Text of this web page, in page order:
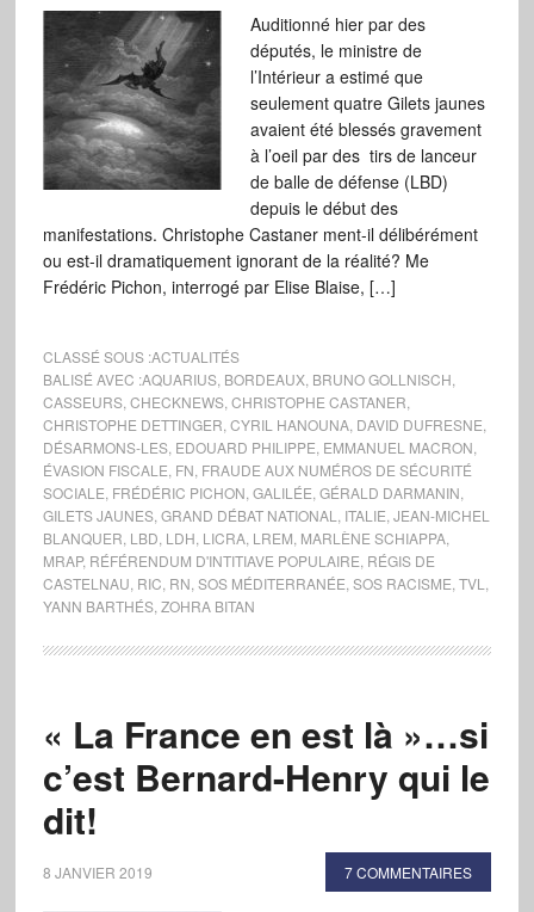
Auditionné hier par des
députés, le ministre de
l’Intérieur a estimé que
seulement quatre Gilets jaunes
avaient été blessés gravement
à l’oeil par des tirs de lanceur
de balle de défense (LBD)
depuis le début des
manifestations. Christophe Castaner ment-il délibérément
ou est-il dramatiquement ignorant de la réalité? Me
Frédéric Pichon, interrogé par Elise Blaise, […]
CLASSÉ SOUS :ACTUALITÉS
BALISÉ AVEC :AQUARIUS, BORDEAUX, BRUNO GOLLNISCH
CASSEURS, CHECKNEWS, CHRISTOPHE CASTANER
CHRISTOPHE DETTINGER CYRIL HANOUNA, DAVID DUFRESNE
DÉSARMONS-LES, EDOUARD PHILIPPE EMMANUEL MACRON
ÉVASION FISCALE FN FRAUDE AUX NUMÉROS DE SÉCURITÉ
SOCIALE FRÉDÉRIC PICHON GALILÉE GÉRALD DARMANIN
GILETS JAUNES, GRAND DÉBAT NATIONAL ITALIE JEAN-MICHEL
BLANQUER LBD LDH LICRA, LREM MARLÈNE SCHIAPPA,
MRAP, RÉFÉRENDUM D'INTITIAVE POPULAIRE RÉGIS DE
CASTELNAU RIC RN SOS MÉDITERRANÉE SOS RACISME TVL
YANN BARTHÉS, ZOHRA BITAN
« La France en est là »…si
c’est Bernard-Henry qui le
dit!
8 JANVIER 2019 7 COMMENTAIRES